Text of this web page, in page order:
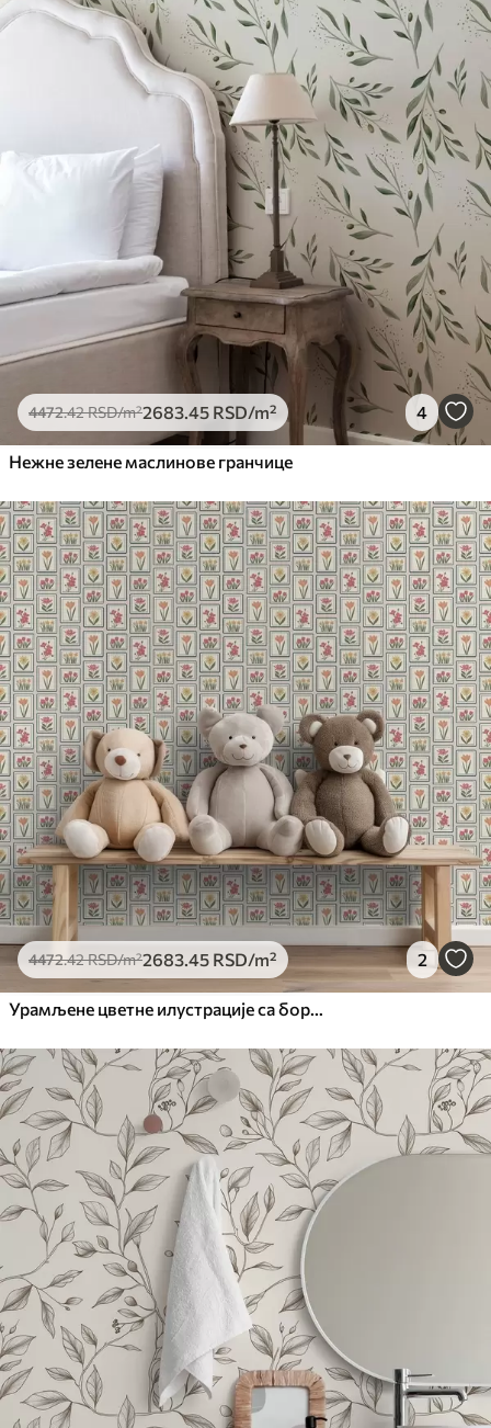
4472.42RSD/m²2683.45 RSD/m² 4
Нежне зелене маслинове гранчице
4472.42RSD/m²2683.45 RSD/m² 2
Урамљене цветне илустрације са бордурама